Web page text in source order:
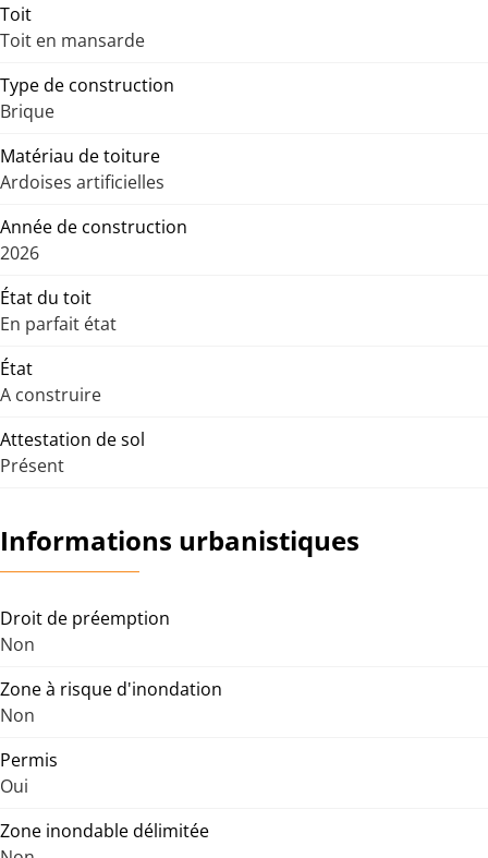
Toit
Toit en mansarde
Type de construction
Brique
Matériau de toiture
Ardoises artificielles
Année de construction
2026
État du toit
En parfait état
État
A construire
Attestation de sol
Présent
Informations urbanistiques
Droit de préemption
Non
Zone à risque d'inondation
Non
Permis
Oui
Zone inondable délimitée